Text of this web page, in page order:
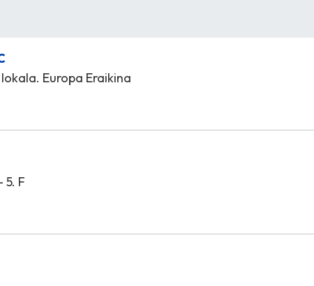
Europa Eraikina
5. F